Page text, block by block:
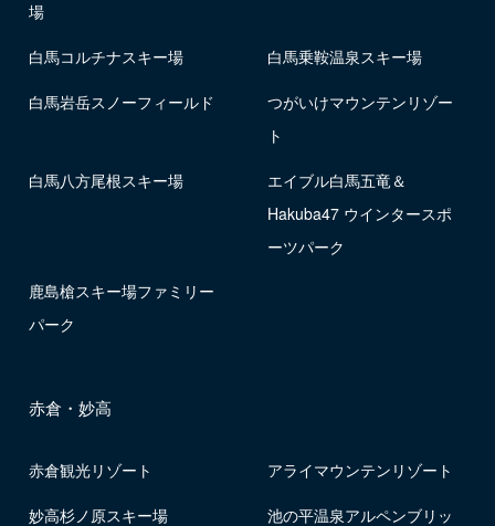
場
白馬コルチナスキー場 白馬乗鞍温泉スキー場
白馬岩岳スノーフィールド
つがいけマウンテンリゾー
ト
白馬八方尾根スキー場
エイブル白馬五竜＆
Hakuba47 ウインタースポ
ーツパーク
鹿島槍スキー場ファミリー
パーク
赤倉・妙高
赤倉観光リゾート アライマウンテンリゾート
妙高杉ノ原スキー場
池の平温泉アルペンブリッ